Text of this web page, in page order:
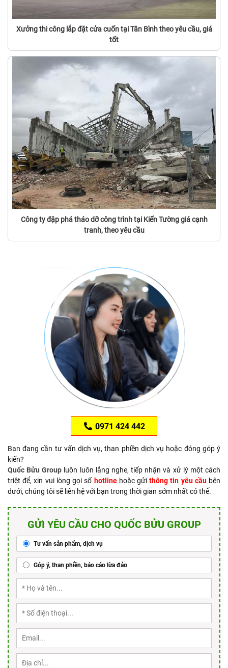
Xưởng thi công lắp đặt cửa cuốn tại Tân Bình theo yêu cầu, giá
tốt
Công ty đập phá tháo dỡ công trình tại Kiến Tường giá cạnh
tranh, theo yêu cầu
0971 424 442
Bạn đang cần tư vấn dịch vụ, than phiền dịch vụ hoặc đóng góp ý
kiến?
Quốc Bửu Group luôn luôn lắng nghe, tiếp nhận và xử lý một cách
triệt để, xin vui lòng gọi số hotlinehoặc gửithông tin yêu cầubên
dưới, chúng tôi sẽ liên hệ với bạn trong thời gian sớm nhất có thể.
GỬI YÊU CẦU CHO QUỐC BỬU GROUP
Tư vấn sản phẩm, dịch vụ
Góp ý, than phiền, báo cáo lừa đảo